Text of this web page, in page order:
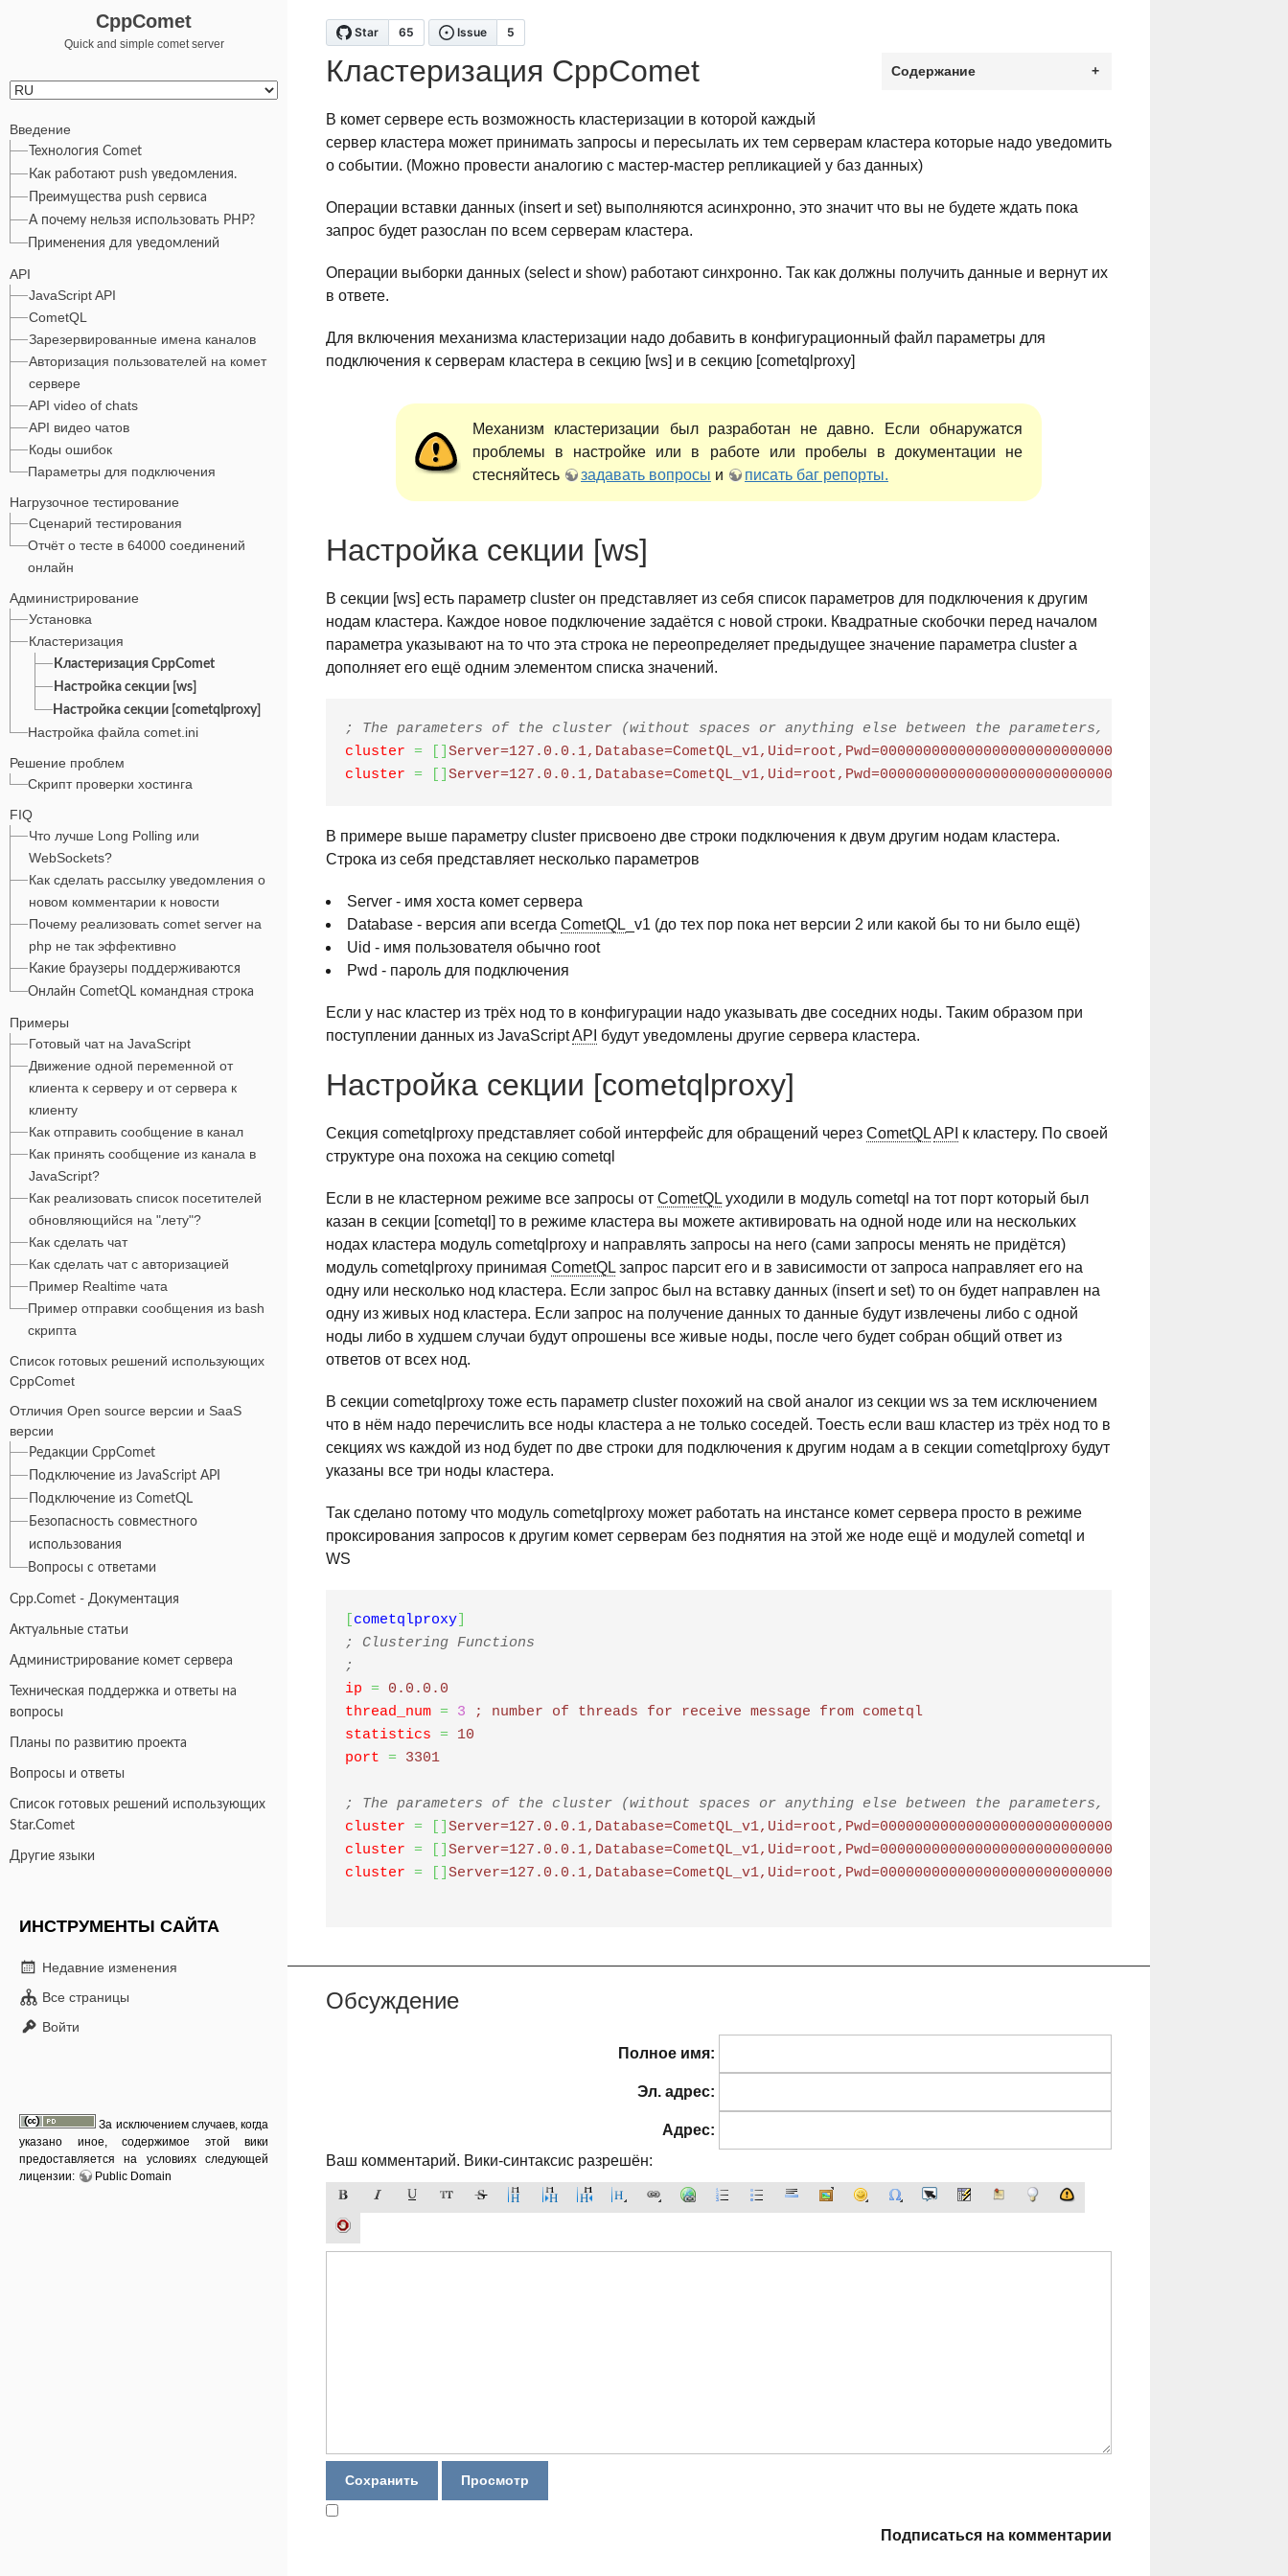
CppComet
Quick and simple comet server
Введение
Технология Comet
Как работают push уведомления.
Преимущества push сервиса
А почему нельзя использовать PHP?
Применения для уведомлений
API
JavaScript API
CometQL
Зарезервированные имена каналов
Авторизация пользователей на комет
сервере
API video of chats
API видео чатов
Коды ошибок
Параметры для подключения
Нагрузочное тестирование
Сценарий тестирования
Отчёт о тесте в 64000 соединений
онлайн
Администрирование
Установка
Кластеризация
Кластеризация CppComet
Настройка секции [ws]
Настройка секции [cometqlproxy]
Настройка файла comet.ini
Решение проблем
Скрипт проверки хостинга
FIQ
Что лучше Long Polling или
WebSockets?
Как сделать рассылку уведомления о
новом комментарии к новости
Почему реализовать comet server на
php не так эффективно
Какие браузеры поддерживаются
Онлайн CometQL командная строка
Примеры
Готовый чат на JavaScript
Движение одной переменной от
клиента к серверу и от сервера к
клиенту
Как отправить сообщение в канал
Как принять сообщение из канала в
JavaScript?
Как реализовать список посетителей
обновляющийся на "лету"?
Как сделать чат
Как сделать чат с авторизацией
Пример Realtime чата
Пример отправки сообщения из bash
скрипта
Список готовых решений использующих
CppComet
Отличия Open source версии и SaaS
версии
Редакции CppComet
Подключение из JavaScript API
Подключение из CometQL
Безопасность совместного
использования
Вопросы с ответами
Cpp.Comet - Документация
Актуальные статьи
Администрирование комет сервера
Техническая поддержка и ответы на
вопросы
Планы по развитию проекта
Вопросы и ответы
Список готовых решений использующих
Star.Comet
Другие языки
ИНСТРУМЕНТЫ САЙТА
Недавние изменения
Все страницы
Войти
За исключением случаев, когда
указано иное, содержимое этой вики
предоставляется на условиях следующей
лицензии:
Public Domain
+
Содержание
Кластеризация CppComet
В комет сервере есть возможность кластеризации в которой каждый
сервер кластера может принимать запросы и пересылать их тем серверам кластера которые надо уведомить
о событии. (Можно провести аналогию с мастер-мастер репликацией у баз данных)
Операции вставки данных (insert и set) выполняются асинхронно, это значит что вы не будете ждать пока
запрос будет разослан по всем серверам кластера.
Операции выборки данных (select и show) работают синхронно. Так как должны получить данные и вернут их
в ответе.
Для включения механизма кластеризации надо добавить в конфигурационный файл параметры для
подключения к серверам кластера в секцию [ws] и в секцию [cometqlproxy]
Механизм кластеризации был разработан не давно. Если обнаружатся
проблемы в настройке или в работе или пробелы в документации не
стесняйтесь
задавать вопросы и писать баг репорты.
Настройка секции [ws]
В секции [ws] есть параметр cluster он представляет из себя список параметров для подключения к другим
нодам кластера. Каждое новое подключение задаётся с новой строки. Квадратные скобочки перед началом
параметра указывают на то что эта строка не переопределяет предыдущее значение параметра cluster а
дополняет его ещё одним элементом списка значений.
; The parameters of the cluster (without spaces or anything else between the parameters, are case sensitive)
cluster
=
cluster
=
В примере выше параметру cluster присвоено две строки подключения к двум другим нодам кластера.
Строка из себя представляет несколько параметров
Server - имя хоста комет сервера
Database - версия апи всегда CometQL _v1 (до тех пор пока нет версии 2 или какой бы то ни было ещё)
Uid - имя пользователя обычно root
Pwd - пароль для подключения
Если у нас кластер из трёх нод то в конфигурации надо указывать две соседних ноды. Таким образом при
поступлении данных из JavaScriptAPI будут уведомлены другие сервера кластера.
Настройка секции [cometqlproxy]
Секция cometqlproxy представляет собой интерфейс для обращений через CometQLAPI к кластеру. По своей
структуре она похожа на секцию cometql
Если в не кластерном режиме все запросы от CometQL уходили в модуль cometql на тот порт который был
казан в секции [cometql] то в режиме кластера вы можете активировать на одной ноде или на нескольких
нодах кластера модуль cometqlproxy и направлять запросы на него (сами запросы менять не придётся)
модуль cometqlproxy принимая CometQL запрос парсит его и в зависимости от запроса направляет его на
одну или несколько нод кластера. Если запрос был на вставку данных (insert и set) то он будет направлен на
одну из живых нод кластера. Если запрос на получение данных то данные будут извлечены либо с одной
ноды либо в худшем случаи будут опрошены все живые ноды, после чего будет собран общий ответ из
ответов от всех нод.
В секции cometqlproxy тоже есть параметр cluster похожий на свой аналог из секции ws за тем исключением
что в нём надо перечислить все ноды кластера а не только соседей. Тоесть если ваш кластер из трёх нод то в
секциях ws каждой из нод будет по две строки для подключения к другим нодам а в секции cometqlproxy будут
указаны все три ноды кластера.
Так сделано потому что модуль cometqlproxy может работать на инстансе комет сервера просто в режиме
проксирования запросов к другим комет серверам без поднятия на этой же ноде ещё и модулей cometql и
WS
cometqlproxy
; Clustering Functions
;
ip
= 0.0.0.0
thread_num = 3 ; number of threads for receive message from cometql
statistics
= 10
port
= 3301
; The parameters of the cluster (without spaces or anything else between the parameters, are case sensitive)
cluster
=
cluster
=
cluster
=
Обсуждение
Полное имя:
Эл. адрес:
Адрес:
Ваш комментарий. Вики-синтаксис разрешён:
Подписаться на комментарии